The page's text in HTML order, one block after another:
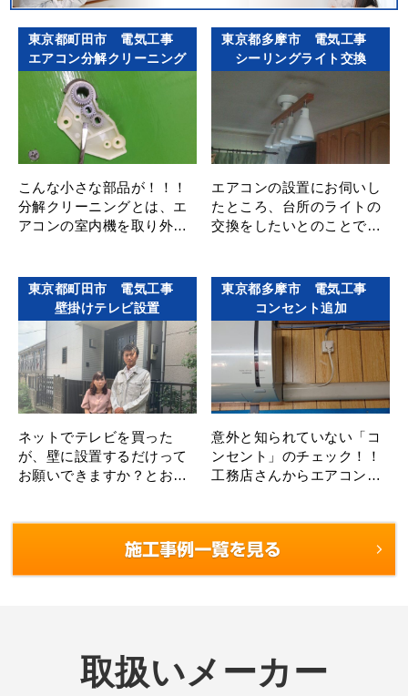
東京都町田市 電気工事
エアコン分解クリーニング
こんな小さな部品が！！！
分解クリーニングとは、エ
アコンの室内機を取り外し
は何が違うのか？ 電気部
東京都多摩市 電気工事
シーリングライト交換
エアコンの設置にお伺いし
たところ、台所のライトの
交換をしたいとのことで、
トをご使用 少しおしゃれ
東京都町田市 電気工事
壁掛けテレビ設置
ネットでテレビを買った
が、壁に設置するだけって
お願いできますか？とお問
東京都多摩市 電気工事
コンセント追加
意外と知られていない「コ
ンセント」のチェック！！
工務店さんからエアコン取
話･･･
取扱いメーカー